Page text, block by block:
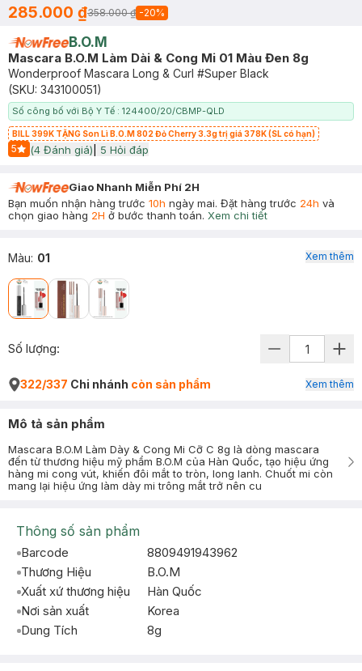
285.000 ₫358.000 ₫ -20%
B.O.M
Mascara B.O.M Làm Dài & Cong Mi 01 Màu Đen 8g
Wonderproof Mascara Long & Curl #Super Black
(SKU: 343100051)
Số công bố với Bộ Y Tế : 124400/20/CBMP-QLD
BILL 399K TẶNG Son Lì B.O.M 802 Đỏ Cherry 3.3g trị giá 378K (SL có hạn)
5
Start Icon
(4 Đánh giá) 5 Hỏi đáp
Giao Nhanh Miễn Phí 2H
Bạn muốn nhận hàng trước 10h ngày mai. Đặt hàng trước 24h và
chọn giao hàng 2H ở bước thanh toán. Xem chi tiết
Màu: 01 Xem thêm
Số lượng:
322/337 Chi nhánh còn sản phẩm Xem thêm
Mô tả sản phẩm
Mascara B.O.M Làm Dày & Cong Mi Cỡ C 8g là dòng mascara
đến từ thương hiệu mỹ phẩm B.O.M của Hàn Quốc, tạo hiệu ứng
hàng mi cong vút, khiến đôi mắt to tròn, long lanh. Chuốt mi còn
mang lại hiệu ứng làm dày mi trông mắt trở nên cu
Thông số sản phẩm
Barcode
8809491943962
Thương Hiệu
B.O.M
Xuất xứ thương hiệu
Hàn Quốc
Nơi sản xuất
Korea
Dung Tích
8g